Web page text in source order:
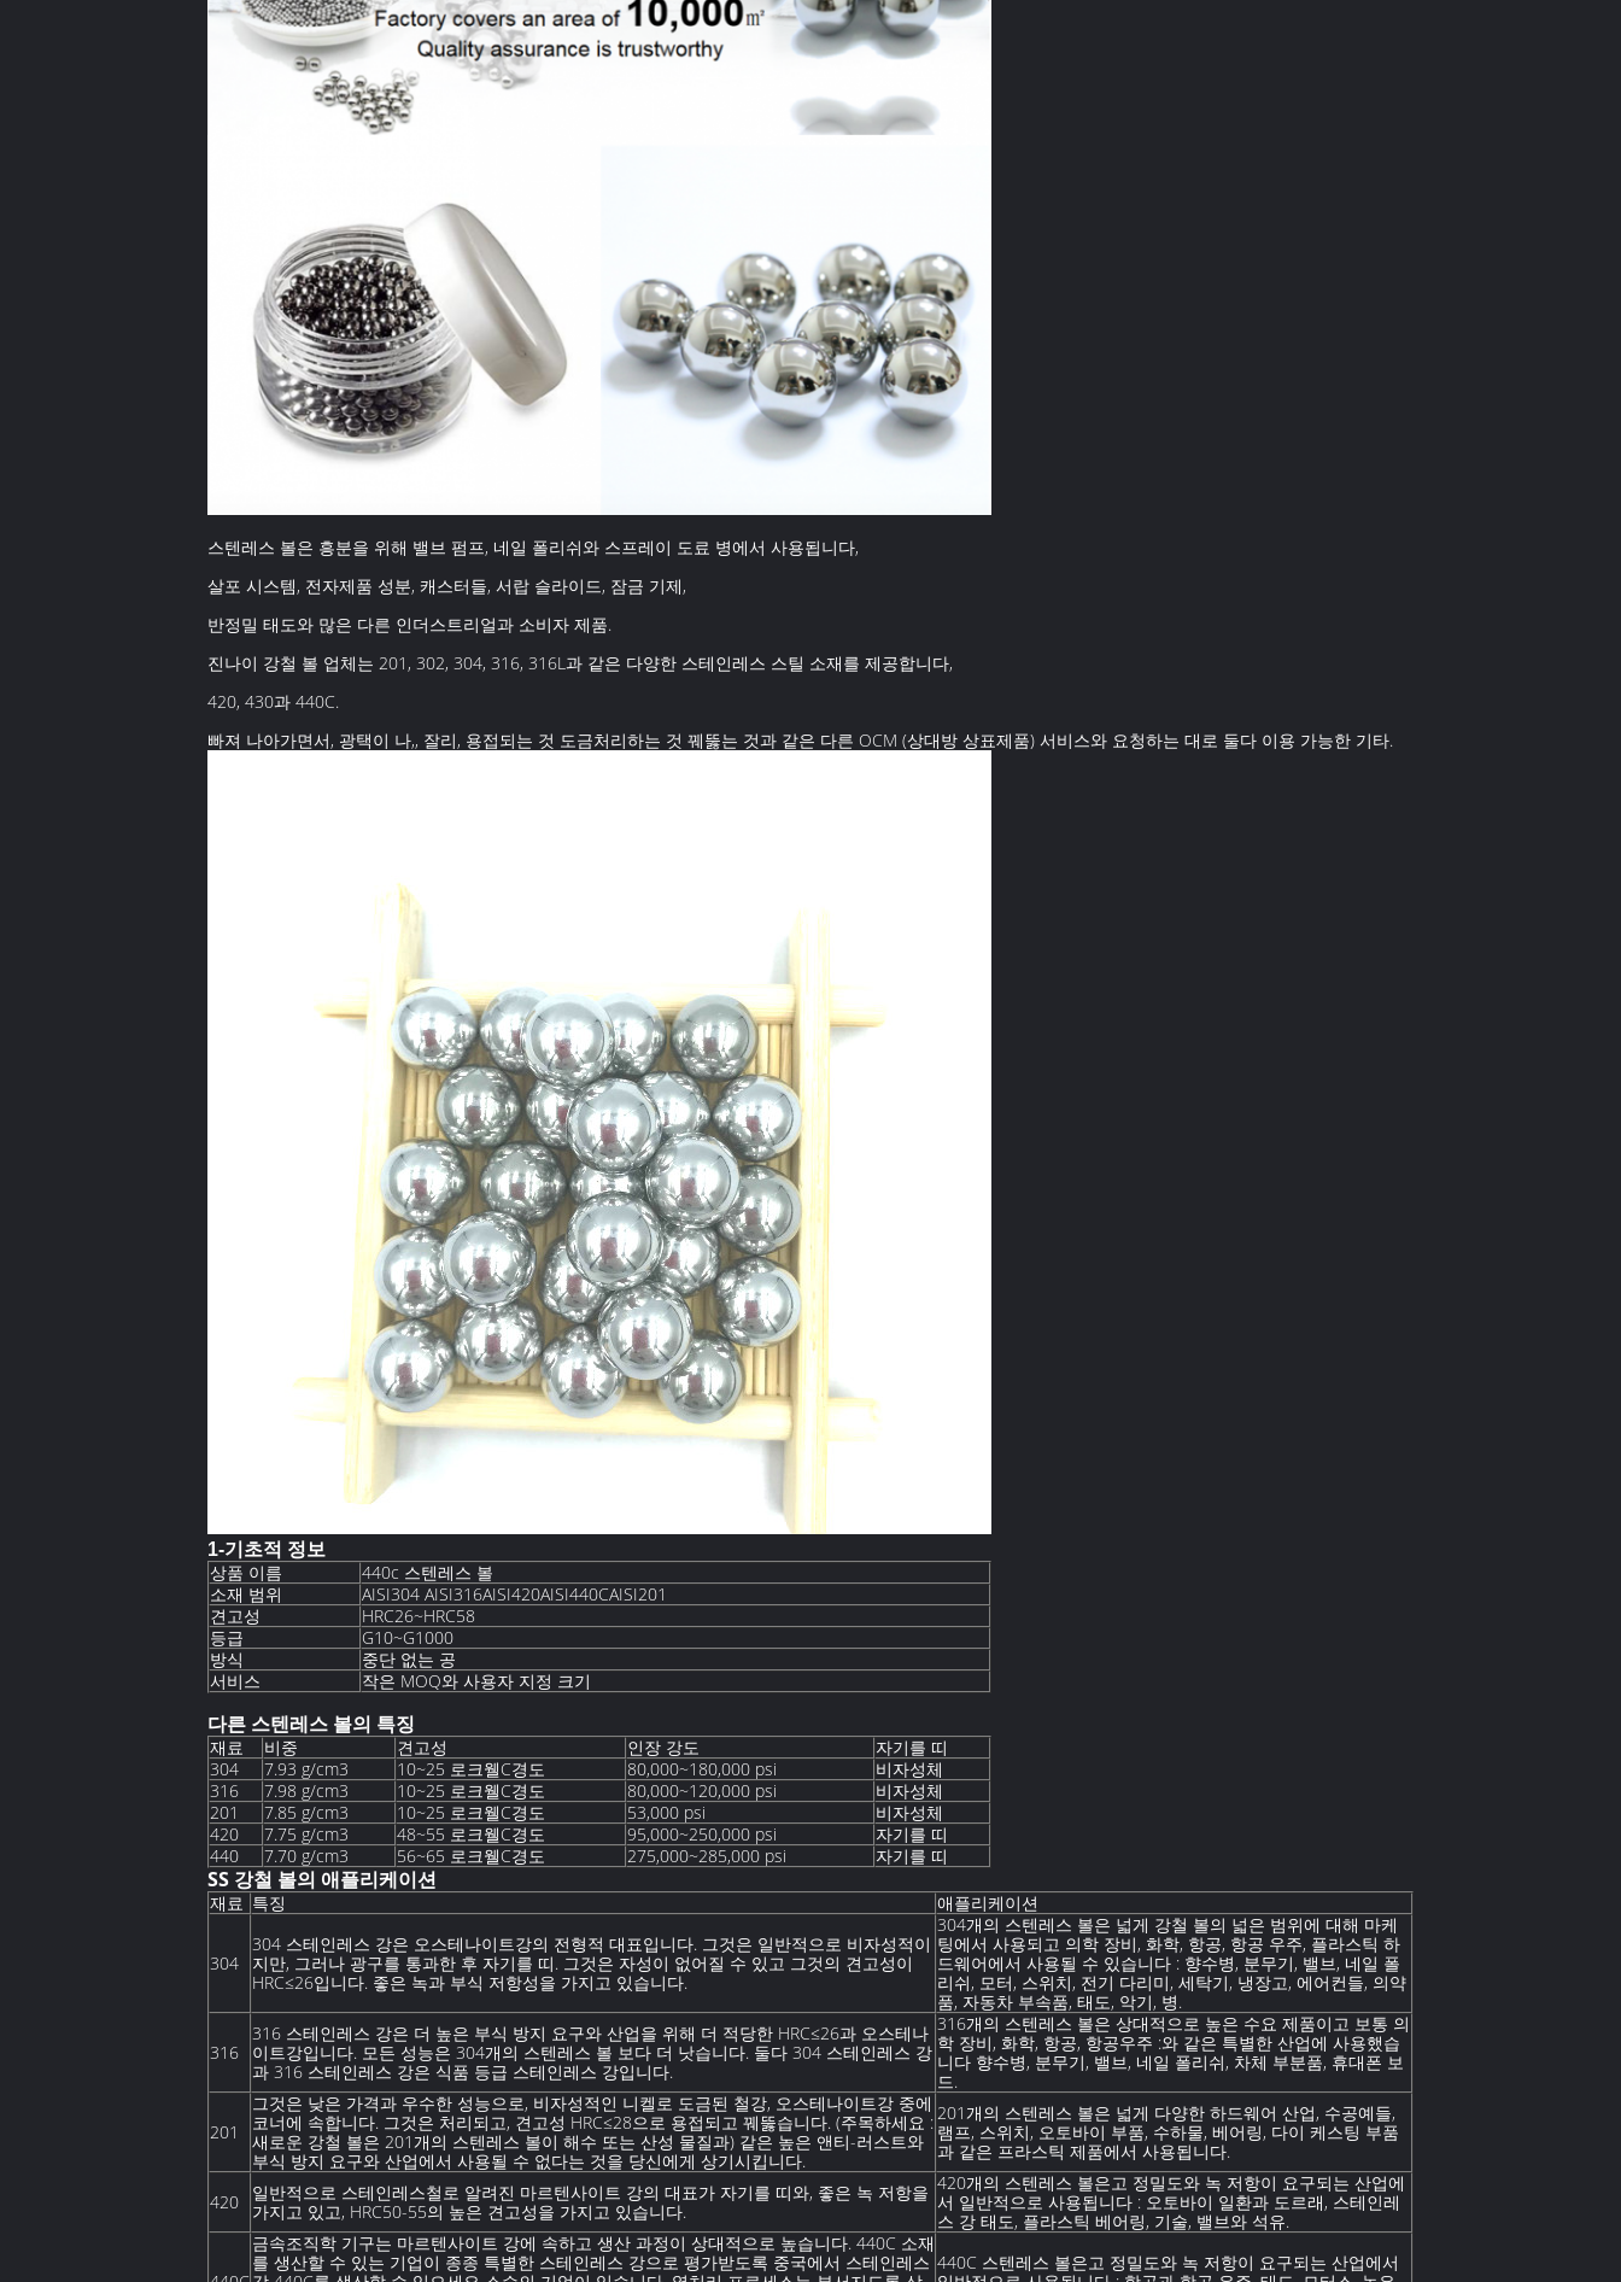
스텐레스 볼은 흥분을 위해 밸브 펌프, 네일 폴리쉬와 스프레이 도료 병에서 사용됩니다,
살포 시스템, 전자제품 성분, 캐스터들, 서랍 슬라이드, 잠금 기제,
반정밀 태도와 많은 다른 인더스트리얼과 소비자 제품.
진나이 강철 볼 업체는 201, 302, 304, 316, 316L과 같은 다양한 스테인레스 스틸 소재를 제공합니다,
420, 430과 440C.
빠져 나아가면서, 광택이 나,, 잘리, 용접되는 것 도금처리하는 것 꿰뚫는 것과 같은 다른 OCM (상대방 상표제품) 서비스와 요청하는 대로 둘다 이용 가능한 기타.
1-기초적 정보
상품 이름
440c 스텐레스 볼
소재 범위
AISI304 AISI316AISI420AISI440CAISI201
견고성
HRC26~HRC58
등급
G10~G1000
방식
중단 없는 공
서비스
작은 MOQ와 사용자 지정 크기
다른 스텐레스 볼의 특징
재료 비중 견고성 인장 강도
자기를 띠
304
7.93 g/cm3 10~25 로크웰C경도 80,000~180,000 psi
비자성체
316
7.98 g/cm3 10~25 로크웰C경도 80,000~120,000 psi
비자성체
201
7.85 g/cm3 10~25 로크웰C경도 53,000 psi
비자성체
420
7.75 g/cm3 48~55 로크웰C경도 95,000~250,000 psi
자기를 띠
440
7.70 g/cm3 56~65 로크웰C경도 275,000~285,000 psi 자기를 띠
SS 강철 볼의 애플리케이션
재료 특징 애플리케이션
304
304 스테인레스 강은 오스테나이트강의 전형적 대표입니다. 그것은 일반적으로 비자성적이
지만, 그러나 광구를 통과한 후 자기를 띠. 그것은 자성이 없어질 수 있고 그것의 견고성이
HRC≤26입니다. 좋은 녹과 부식 저항성을 가지고 있습니다.
304개의 스텐레스 볼은 넓게 강철 볼의 넓은 범위에 대해 마케
팅에서 사용되고 의학 장비, 화학, 항공, 항공 우주, 플라스틱 하
드웨어에서 사용될 수 있습니다 : 향수병, 분무기, 밸브, 네일 폴
리쉬, 모터, 스위치, 전기 다리미, 세탁기, 냉장고, 에어컨들, 의약
품, 자동차 부속품, 태도, 악기, 병.
316
316 스테인레스 강은 더 높은 부식 방지 요구와 산업을 위해 더 적당한 HRC≤26과 오스테나
이트강입니다. 모든 성능은 304개의 스텐레스 볼 보다 더 낫습니다. 둘다 304 스테인레스 강
과 316 스테인레스 강은 식품 등급 스테인레스 강입니다.
316개의 스텐레스 볼은 상대적으로 높은 수요 제품이고 보통 의
학 장비, 화학, 항공, 항공우주 :와 같은 특별한 산업에 사용했습
니다 향수병, 분무기, 밸브, 네일 폴리쉬, 차체 부분품, 휴대폰 보
드.
201
그것은 낮은 가격과 우수한 성능으로, 비자성적인 니켈로 도금된 철강, 오스테나이트강 중에
코너에 속합니다. 그것은 처리되고, 견고성 HRC≤28으로 용접되고 꿰뚫습니다. (주목하세요 :
새로운 강철 볼은 201개의 스텐레스 볼이 해수 또는 산성 물질과) 같은 높은 앤티-러스트와
부식 방지 요구와 산업에서 사용될 수 없다는 것을 당신에게 상기시킵니다.
201개의 스텐레스 볼은 넓게 다양한 하드웨어 산업, 수공예들,
램프, 스위치, 오토바이 부품, 수하물, 베어링, 다이 케스팅 부품
과 같은 프라스틱 제품에서 사용됩니다.
420
일반적으로 스테인레스철로 알려진 마르텐사이트 강의 대표가 자기를 띠와, 좋은 녹 저항을
가지고 있고, HRC50-55의 높은 견고성을 가지고 있습니다.
420개의 스텐레스 볼은고 정밀도와 녹 저항이 요구되는 산업에
서 일반적으로 사용됩니다 : 오토바이 일환과 도르래, 스테인레
스 강 태도, 플라스틱 베어링, 기술, 밸브와 석유.
금속조직학 기구는 마르텐사이트 강에 속하고 생산 과정이 상대적으로 높습니다. 440C 소재
를 생산할 수 있는 기업이 종종 특별한 스테인레스 강으로 평가받도록 중국에서 스테인레스 440C 스텐레스 볼은고 정밀도와 녹 저항이 요구되는 산업에서